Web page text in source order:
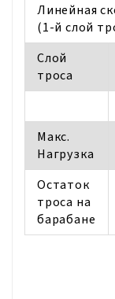
Линейная
(1-й слой
Cлой
троса
Mакс.
Нагрузка
Oстаток
троса на
барабане